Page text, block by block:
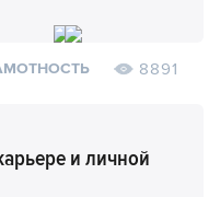
8891
и личной